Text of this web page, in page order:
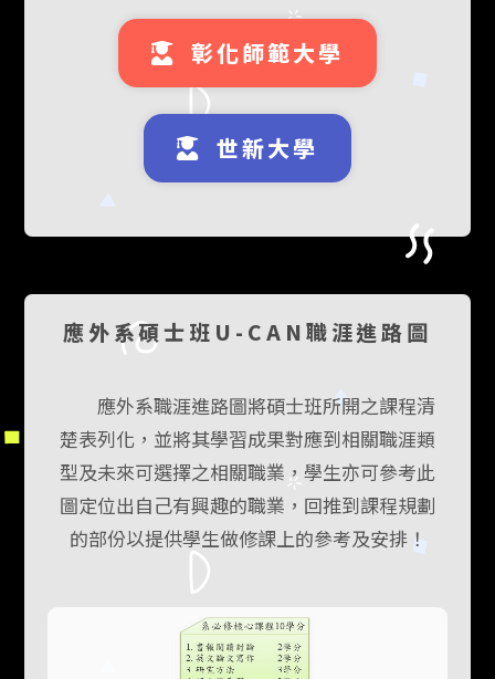
彰化師範大學
世新大學
應外系碩士班U-CAN職涯進路圖
應外系職涯進路圖將碩士班所開之課程清
楚表列化，並將其學習成果對應到相關職涯類
型及未來可選擇之相關職業，學生亦可參考此
圖定位出自己有興趣的職業，回推到課程規劃
的部份以提供學生做修課上的參考及安排！